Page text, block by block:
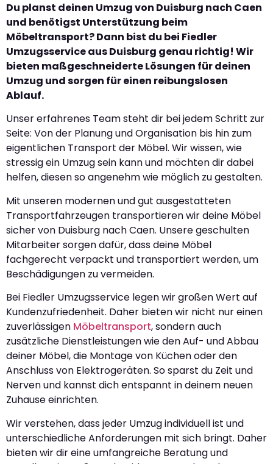
Du planst deinen Umzug von Duisburg nach Caen
und benötigst Unterstützung beim
Möbeltransport? Dann bist du bei Fiedler
Umzugsservice aus Duisburg genau richtig! Wir
bieten maßgeschneiderte Lösungen für deinen
Umzug und sorgen für einen reibungslosen
Ablauf.
Unser erfahrenes Team steht dir bei jedem Schritt zur
Seite: Von der Planung und Organisation bis hin zum
eigentlichen Transport der Möbel. Wir wissen, wie
stressig ein Umzug sein kann und möchten dir dabei
helfen, diesen so angenehm wie möglich zu gestalten.
Mit unseren modernen und gut ausgestatteten
Transportfahrzeugen transportieren wir deine Möbel
sicher von Duisburg nach Caen. Unsere geschulten
Mitarbeiter sorgen dafür, dass deine Möbel
fachgerecht verpackt und transportiert werden, um
Beschädigungen zu vermeiden.
Bei Fiedler Umzugsservice legen wir großen Wert auf
Kundenzufriedenheit. Daher bieten wir nicht nur einen
zuverlässigen Möbeltransport, sondern auch
zusätzliche Dienstleistungen wie den Auf- und Abbau
deiner Möbel, die Montage von Küchen oder den
Anschluss von Elektrogeräten. So sparst du Zeit und
Nerven und kannst dich entspannt in deinem neuen
Zuhause einrichten.
Wir verstehen, dass jeder Umzug individuell ist und
unterschiedliche Anforderungen mit sich bringt. Daher
bieten wir dir eine umfangreiche Beratung und